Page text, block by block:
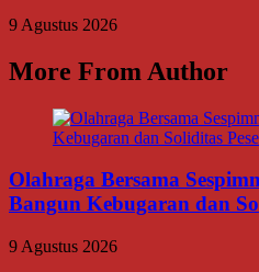
9 Agustus 2026
More From Author
Olahraga Bersama
Bangun Kebugaran dan
9 Agustus 2026